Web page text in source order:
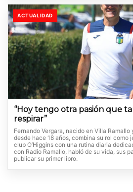
ACTUALIDAD
“Hoy tengo otra pasión que
respirar”
Fernando Vergara, nacido en Villa
desde hace 18 años, combina su rol como
club O’Higgins con una rutina diaria
con Radio Ramallo, habló de su vida, sus
publicar su primer libro.